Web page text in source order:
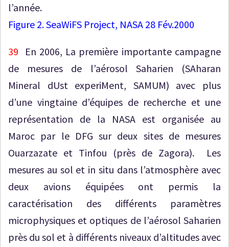
l’année.
Figure 2. SeaWiFS Project, NASA 28 Fév.2000
39 En 2006, La première importante campagne
de mesures de l’aérosol Saharien (SAharan
Mineral dUst experiMent, SAMUM) avec plus
d’une vingtaine d’équipes de recherche et une
représentation de la NASA est organisée au
Maroc par le DFG sur deux sites de mesures
Ouarzazate et Tinfou (près de Zagora). Les
mesures au sol et in situ dans l’atmosphère avec
deux avions équipées ont permis la
caractérisation des différents paramètres
microphysiques et optiques de l’aérosol Saharien
près du sol et à différents niveaux d’altitudes avec